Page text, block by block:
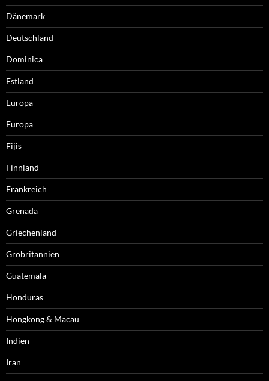
Dänemark
Deutschland
Dominica
Estland
Europa
Europa
Fijis
Finnland
Frankreich
Grenada
Griechenland
Grobritannien
Guatemala
Honduras
Hongkong & Macau
Indien
Iran